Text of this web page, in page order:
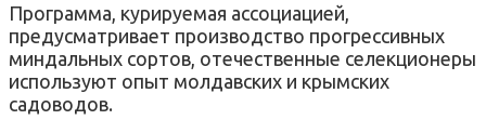
Программа, курируемая ассоциацией,
предусматривает производство прогрессивных
миндальных сортов, отечественные селекционеры
используют опыт молдавских и крымских
садоводов.